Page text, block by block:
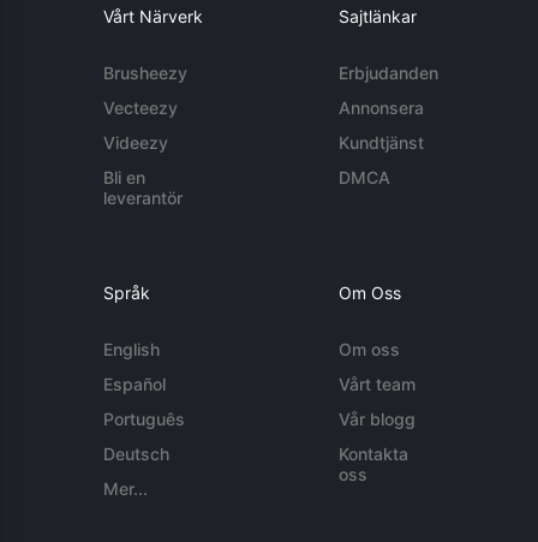
Vårt Närverk
Brusheezy
Vecteezy
Videezy
Bli en
leverantör
Sajtlänkar
Erbjudanden
Annonsera
Kundtjänst
DMCA
Språk
English
Español
Português
Deutsch
Mer...
Om Oss
Om oss
Vårt team
Vår blogg
Kontakta
oss